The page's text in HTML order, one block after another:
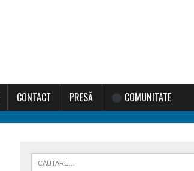
CONTACT PRESĂ COMUNITATE